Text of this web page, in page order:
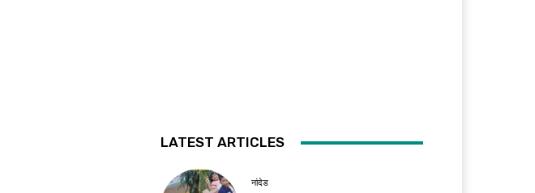
LATEST ARTICLES
नांदेड